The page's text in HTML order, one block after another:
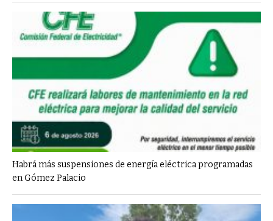
Habrá más suspensiones de energía eléctrica programadas
en Gómez Palacio